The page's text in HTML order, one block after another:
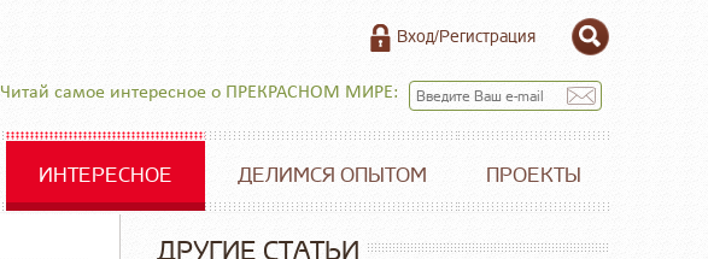
Вход/Регистрация
Читай самое интересное о ПРЕКРАСНОМ МИРЕ:
ИНТЕРЕСНОЕ ДЕЛИМСЯ ОПЫТОМ ПРОЕКТЫ
ДРУГИЕ СТАТЬИ